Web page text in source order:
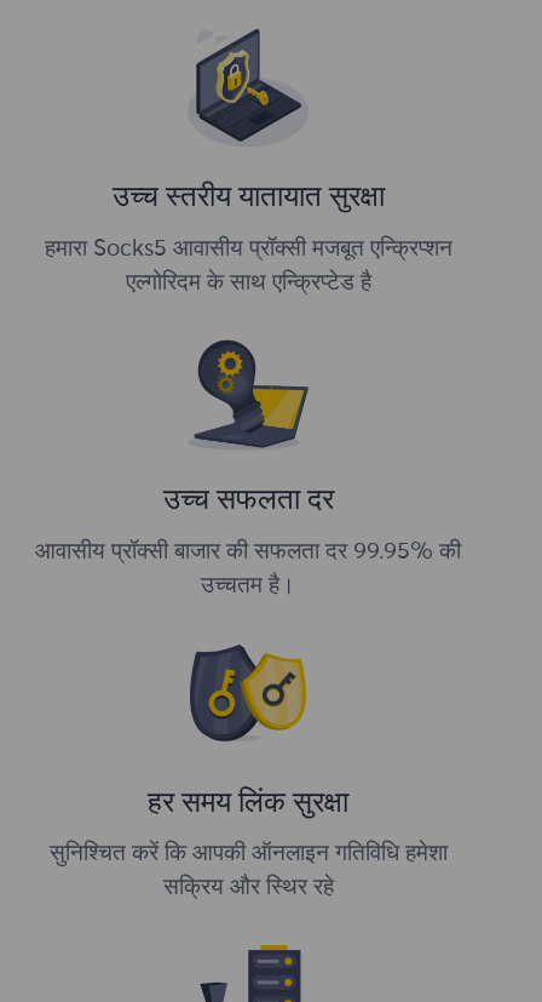
उच्च स्तरीय यातायात सुरक्षा
हमारा Socks5 आवासीय प्रॉक्सी मजबूत एन्क्रिप्शन
एल्गोरिदम के साथ एन्क्रिप्टेड है
उच्च सफलता दर
आवासीय प्रॉक्सी बाजार की सफलता दर 99.95% की
उच्चतम है।
हर समय लिंक सुरक्षा
सुनिश्चित करें कि आपकी ऑनलाइन गतिविधि हमेशा
सक्रिय और स्थिर रहे